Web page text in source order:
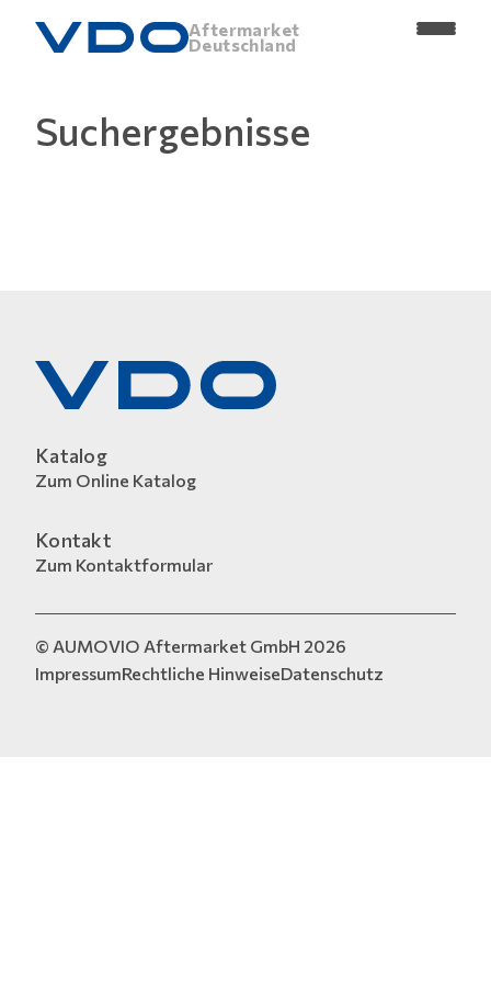
Aftermarket
Deutschland
Suchergebnisse
Katalog
Zum Online Katalog
Kontakt
Zum Kontaktformular
© AUMOVIO Aftermarket GmbH 2026
ImpressumRechtliche HinweiseDatenschutz